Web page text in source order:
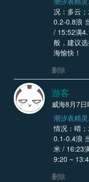
况：多云
0.2-0.8浪
/ 15:52满
般，建议
海愉快！
删除
游客
威海8月7
潮汐表精
情况：晴
0.1-0.4浪
米 / 16:23
9:20 ~
删除